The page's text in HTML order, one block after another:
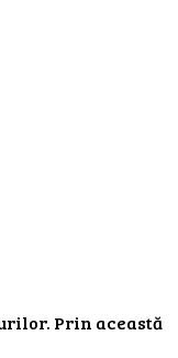
Prin această